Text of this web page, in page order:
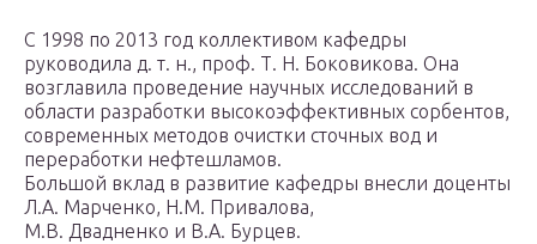
С 1998 по 2013 год коллективом кафедры
руководила д. т. н., проф. Т. Н. Боковикова. Она
возглавила проведение научных исследований в
области разработки высокоэффективных сорбентов,
современных методов очистки сточных вод и
переработки нефтешламов.
Большой вклад в развитие кафедры внесли доценты
Л.А. Марченко, Н.М. Привалова,
М.В. Двадненко и В.А. Бурцев.